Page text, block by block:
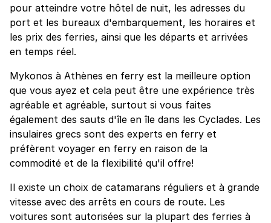
pour atteindre votre hôtel de nuit, les adresses du
port et les bureaux d'embarquement, les horaires et
les prix des ferries, ainsi que les départs et arrivées
en temps réel.
Mykonos à Athènes en ferry est la meilleure option
que vous ayez et cela peut être une expérience très
agréable et agréable, surtout si vous faites
également des sauts d'île en île dans les Cyclades. Les
insulaires grecs sont des experts en ferry et
préfèrent voyager en ferry en raison de la
commodité et de la flexibilité qu'il offre!
Il existe un choix de catamarans réguliers et à grande
vitesse avec des arrêts en cours de route. Les
voitures sont autorisées sur la plupart des ferries à